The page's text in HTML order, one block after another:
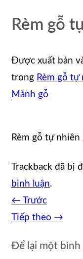
Rèm gỗ
Được xuất bản
trong Rèm gỗ tự
Mành gỗ
Rèm gỗ tự
Trackback đã bị
bình luận.
← Trước
Tiếp theo →
Để lại một bình